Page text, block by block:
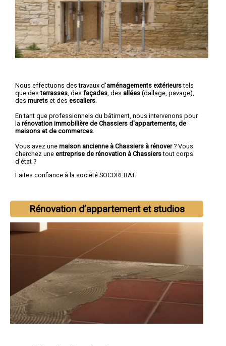
Nous effectuons des travaux d'aménagements extérieurstels
que desterrasses , des façades , des allées (dallage, pavage),
des murets et des escaliers
En tant que professionnels du bâtiment, nous intervenons pour
la rénovation immobilière de Chassiers d'appartements, de
maisons et de commerces
Vous avez une maison ancienne à Chassiers à rénover? Vous
cherchez une entreprise de rénovation à Chassierstout corps
d'état ?
Faites confiance à la société SOCOREBAT.
Rénovation d’appartement et studios